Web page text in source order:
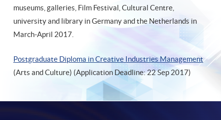
museums, galleries, Film Festival, Cultural Centre,
university and library in Germany and the Netherlands in
March-April 2017.
Postgraduate Diploma in Creative Industries Management
(Arts and Culture) (Application Deadline: 22 Sep 2017)